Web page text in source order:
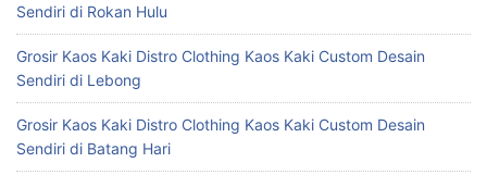
Sendiri di Rokan Hulu
Grosir Kaos Kaki Distro Clothing Kaos Kaki Custom Desain
Sendiri di Lebong
Grosir Kaos Kaki Distro Clothing Kaos Kaki Custom Desain
Sendiri di Batang Hari